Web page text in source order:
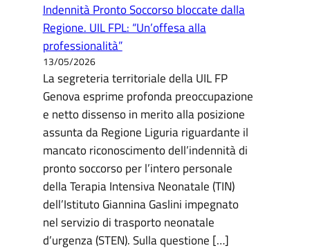
Indennità Pronto Soccorso bloccate dalla
Regione. UIL FPL: “Un’offesa alla
professionalità”
13/05/2026
La segreteria territoriale della UIL FP
Genova esprime profonda preoccupazione
e netto dissenso in merito alla posizione
assunta da Regione Liguria riguardante il
mancato riconoscimento dell’indennità di
pronto soccorso per l’intero personale
della Terapia Intensiva Neonatale (TIN)
dell’Istituto Giannina Gaslini impegnato
nel servizio di trasporto neonatale
d’urgenza (STEN). Sulla questione […]